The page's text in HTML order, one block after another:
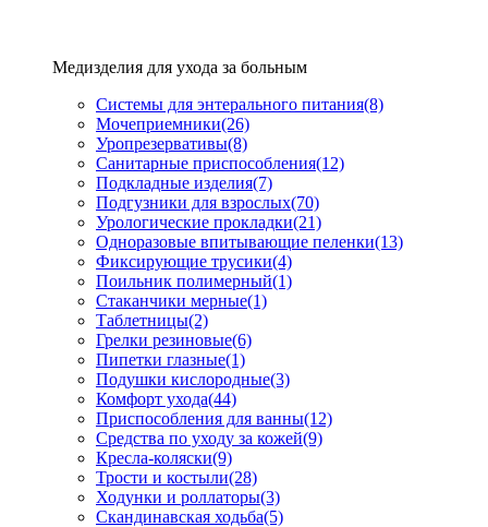
Медизделия для ухода за больным
Системы для энтерального питания(8)
Мочеприемники(26)
Уропрезервативы(8)
Санитарные приспособления(12)
Подкладные изделия(7)
Подгузники для взрослых(70)
Урологические прокладки(21)
Одноразовые впитывающие пеленки(13)
Фиксирующие трусики(4)
Поильник полимерный(1)
Стаканчики мерные(1)
Таблетницы(2)
Грелки резиновые(6)
Пипетки глазные(1)
Подушки кислородные(3)
Комфорт ухода(44)
Приспособления для ванны(12)
Средства по уходу за кожей(9)
Кресла-коляски(9)
Трости и костыли(28)
Ходунки и роллаторы(3)
Скандинавская ходьба(5)